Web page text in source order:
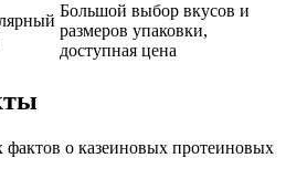
Большой выбор вкусов и
размеров упаковки,
доступная цена
фактов о казеиновых протеиновых